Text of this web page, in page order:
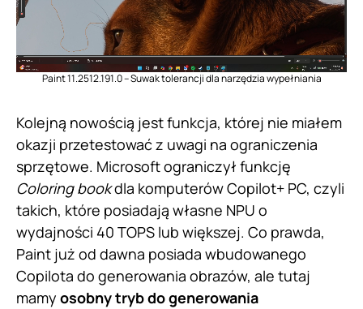
Paint 11.2512.191.0 – Suwak tolerancji dla narzędzia wypełniania
Kolejną nowością jest funkcja, której nie miałem
okazji przetestować z uwagi na ograniczenia
sprzętowe. Microsoft ograniczył funkcję
Coloring bookdla komputerów Copilot+ PC, czyli
takich, które posiadają własne NPU o
wydajności 40 TOPS lub większej. Co prawda,
Paint już od dawna posiada wbudowanego
Copilota do generowania obrazów, ale tutaj
mamy osobny tryb do generowania